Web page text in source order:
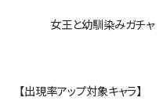
女王と幼馴染みガチャ
【出現率アップ対象キャラ】